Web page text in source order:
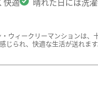
ウィークリーマンションは、
じられ、快適な生活が送れま